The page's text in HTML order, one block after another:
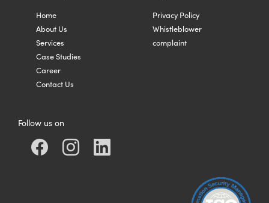
Home
About Us
Services
Case Studies
Career
Contact Us
Privacy Policy
Whistleblower
complaint
Follow us on